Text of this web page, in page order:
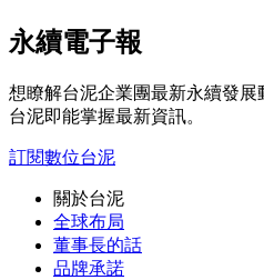
永續電子報
想瞭解台泥企業團最新永續發
台泥即能掌握最新資訊。
訂閱數位台泥
關於台泥
全球布局
董事長的話
品牌承諾